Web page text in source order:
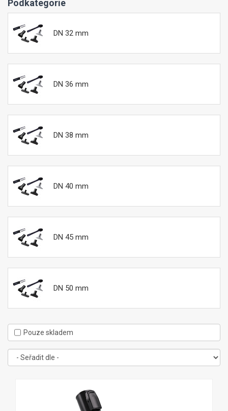
Podkategorie
DN 32 mm
DN 36 mm
DN 38 mm
DN 40 mm
DN 45 mm
DN 50 mm
Pouze skladem